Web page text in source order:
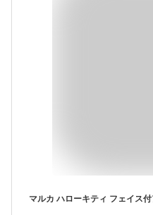
マルカ ハローキティ フェイス